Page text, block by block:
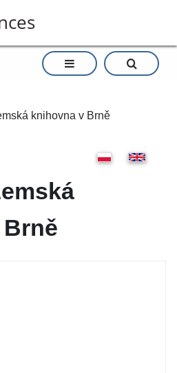
knihovna v Brně